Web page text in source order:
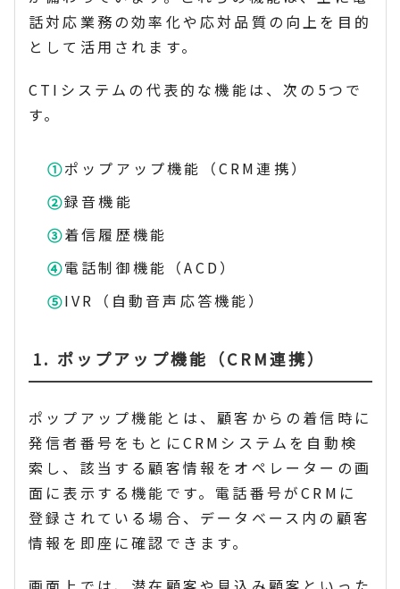
話対応業務の効率化や応対品質の向上を目的
として活用されます。
CTIシステムの代表的な機能は、次の5つで
す。
ポップアップ機能（CRM連携）
録音機能
着信履歴機能
電話制御機能（ACD）
IVR（自動音声応答機能）
1. ポップアップ機能（CRM連携）
ポップアップ機能とは、顧客からの着信時に
発信者番号をもとにCRMシステムを自動検
索し、該当する顧客情報をオペレーターの画
面に表示する機能です。電話番号がCRMに
登録されている場合、データベース内の顧客
情報を即座に確認できます。